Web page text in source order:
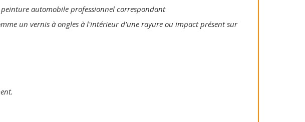
automobile professionnel correspondant
un vernis à ongles à l'intérieur d'une rayure ou impact présent sur